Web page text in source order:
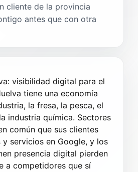
cliente de la provincia
antes que con otra
visibilidad digital para el
tiene una economía
la fresa, la pesca, el
industria química. Sectores
común que sus clientes
servicios en Google, y los
presencia digital pierden
a competidores que sí